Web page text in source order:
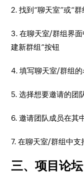
2. 找到“聊天室”或“群
3. 在聊天室/群组界面
建新群组”按钮
4. 填写聊天室/群组
5. 选择想要邀请的团
6. 邀请团队成员在其
7. 在聊天室/群组中
三、项目论坛